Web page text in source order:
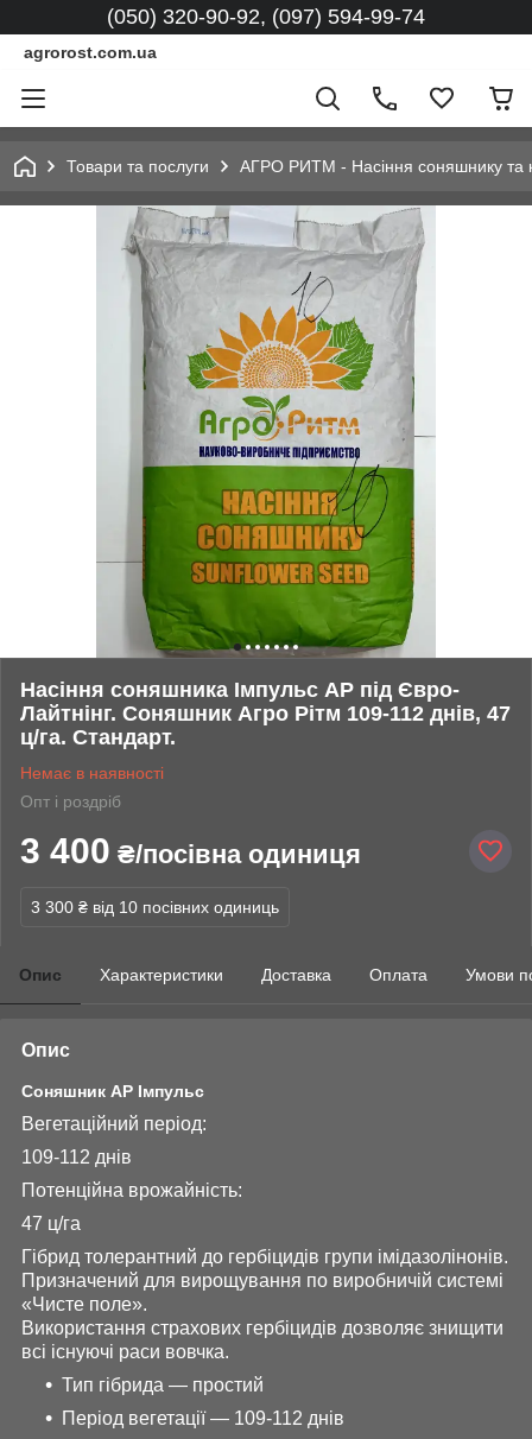
(050) 320-90-92, (097) 594-99-74
agrorost.com.ua
Товари та послуги АГРО РИТМ - Насіння соняшнику та
Насіння соняшника Імпульс АР під Євро-
Лайтнінг. Соняшник Агро Рітм 109-112 днів, 47
ц/га. Стандарт.
Немає в наявності
Опт і роздріб
3 400 ₴/посівна одиниця
3 300 ₴ від 10 посівних одиниць
Опис Характеристики Доставка Оплата Умови
Опис
Соняшник АР Імпульс
Вегетаційний період:
109-112 днів
Потенційна врожайність:
47 ц/га
Гібрид толерантний до гербіцидів групи імідазолінонів.
Призначений для вирощування по виробничій системі
«Чисте поле».
Використання страхових гербіцидів дозволяє знищити
всі існуючі раси вовчка.
Тип гібрида — простий
Період вегетації — 109-112 днів